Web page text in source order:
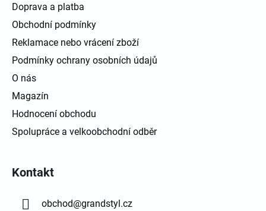
Doprava a platba
Obchodní podmínky
Reklamace nebo vrácení zboží
Podmínky ochrany osobních údajů
O nás
Magazín
Hodnocení obchodu
Spolupráce a velkoobchodní odběr
Kontakt
obchod@grandstyl.cz